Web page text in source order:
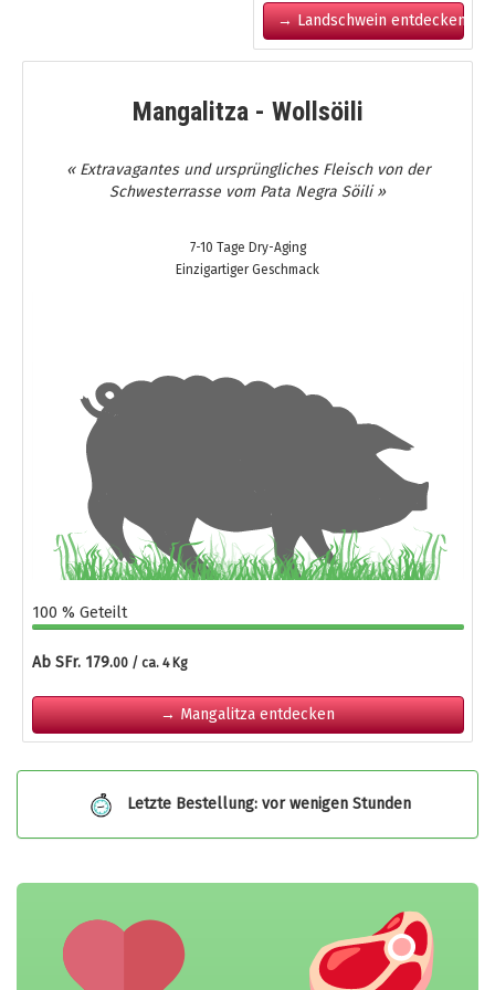
→ Landschwein entdecken
Mangalitza - Wollsöili
« Extravagantes und ursprüngliches Fleisch von der
Schwesterrasse vom Pata Negra Söili »
7-10 Tage Dry-Aging
Einzigartiger Geschmack
100 % Geteilt
Ab SFr. 179.00 / ca. 4 Kg
→ Mangalitza entdecken
Letzte Bestellung: vor wenigen Stunden